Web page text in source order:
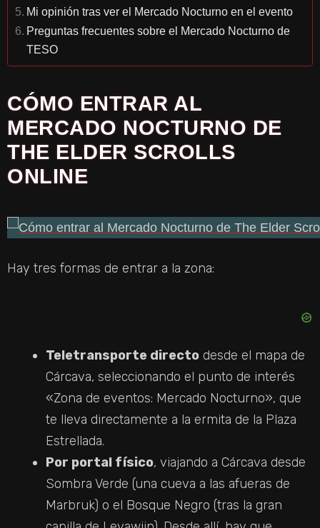
Mi opinión tras ver el Mercado Nocturno en el evento
Preguntas frecuentes sobre el Mercado Nocturno de
TESO
CÓMO ENTRAR AL
MERCADO NOCTURNO DE
THE ELDER SCROLLS
ONLINE
Hay tres formas de entrar a la zona:
Teletransporte directo desde el mapa de
Cárcava, seleccionando el punto de interés
«Zona de eventos: Mercado Nocturno», que
te lleva directamente a la ermita de la Plaza
Estrellada.
Por portal físico, viajando a Cárcava desde
Sombra Verde (una cueva a las afueras de
Marbruk) o el Bosque Negro (tras la gran